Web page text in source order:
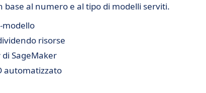
base al numero e al tipo di modelli serviti.
modello
risorse
SageMaker
automatizzato